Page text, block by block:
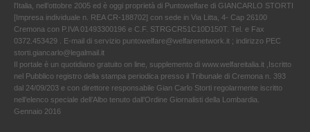
l'Italia, nell’ottobre 2005 ed è oggi proprietà di Puntowelfare di GIANCARLO STORTI
[Impresa individuale n. REA CR-188702] con sede in Via Litta, 4- Cap 26100
Cremona con P.IVA 01493300196 e C.F. STRGCR51C10D150T. Tel. e Fax
0372.453429 . E-mail di servizio puntowelfare@welfarenetwork.it ; indirizzo PEC
storti.giancarlo@legalmail.it
Il portale è un quotidiano gratuito on line, supplemento di www.welfareitalia.it ,Iscritto
nel Pubblico registro della stampa periodica presso il Tribunale di Cremona n. 393
dal 24/09/203 e con direttore responsabile Gian Carlo Storti regolarmente iscritto
nell’elenco speciale dell’Albo tenuto dall’Ordine Giornalisti della Lombardia.
Gennaio 2016